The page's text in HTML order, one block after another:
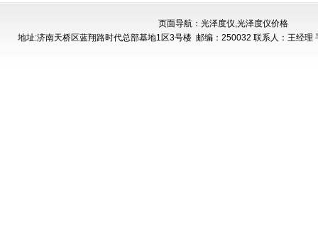
页面导航：光泽度仪,光泽度仪价格
地址:济南天桥区蓝翔路时代总部基地1区3号楼 邮编：250032 联系人：王经